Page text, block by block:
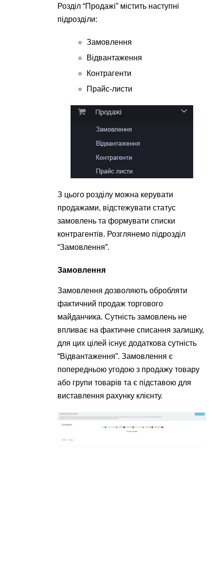
Розділ “Продажі” містить наступні
підрозділи:
Замовлення
Відвантаження
Контрагенти
Прайс-листи
З цього розділу можна керувати
продажами, відстежувати статус
замовлень та формувати списки
контрагентів. Розглянемо підрозділ
“Замовлення”.
Замовлення
Замовлення дозволяють обробляти
фактичний продаж торгового
майданчика. Сутність замовлень не
впливає на фактичне списання залишку,
для цих цілей існує додаткова сутність
“Відвантаження”. Замовлення є
попередньою угодою з продажу товару
або групи товарів та є підставою для
виставлення рахунку клієнту.